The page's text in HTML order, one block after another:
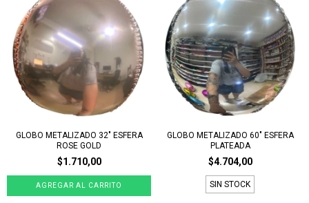
GLOBO METALIZADO 32" ESFERA
ROSE GOLD
$1.710,00
GLOBO METALIZADO 60" ESFERA
PLATEADA
$4.704,00
SIN STOCK